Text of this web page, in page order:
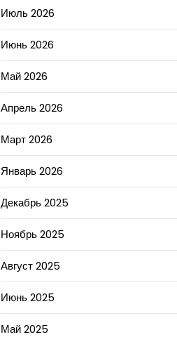
Июль 2026
Июнь 2026
Май 2026
Апрель 2026
Март 2026
Январь 2026
Декабрь 2025
Ноябрь 2025
Август 2025
Июнь 2025
Май 2025